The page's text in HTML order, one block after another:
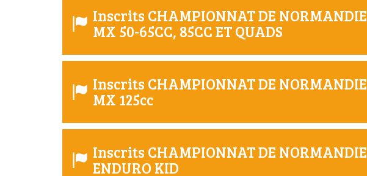
Inscrits CHAMPIONNAT DE NORMANDIE
MX 50-65CC, 85CC ET QUADS
Inscrits CHAMPIONNAT DE NORMANDIE
MX 125cc
Inscrits CHAMPIONNAT DE NORMANDIE
ENDURO KID